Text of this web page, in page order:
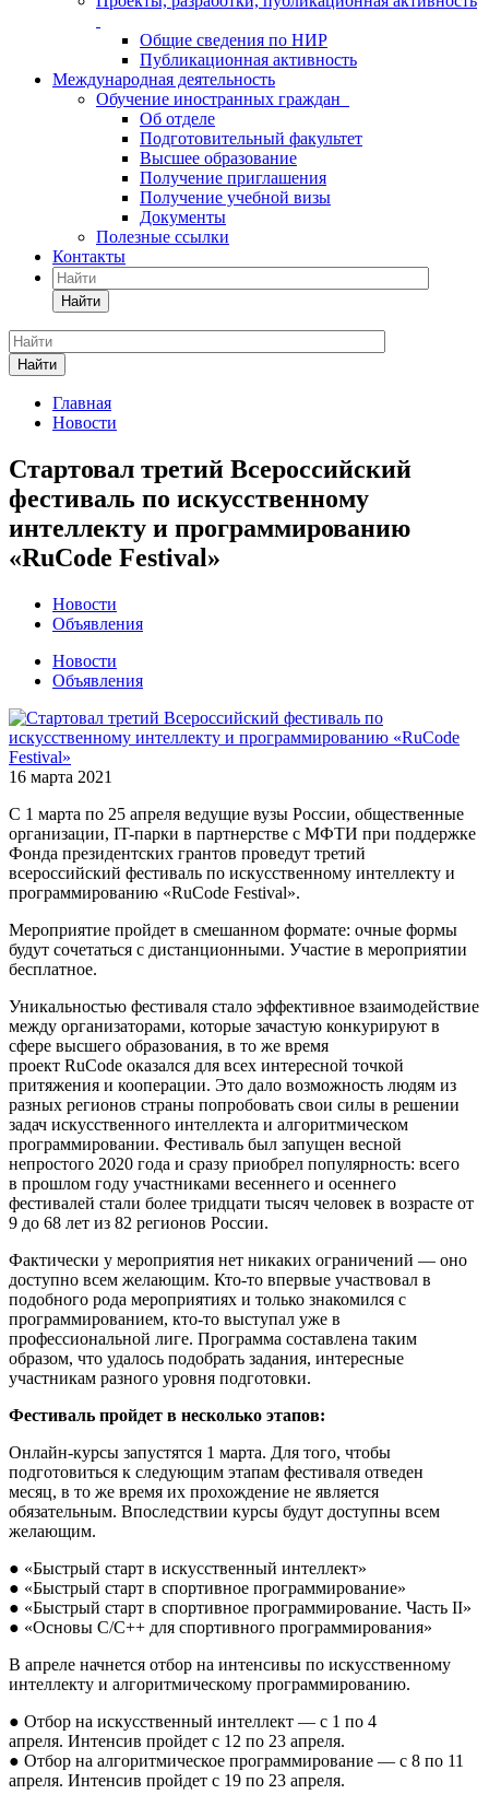
Общие сведения по НИР
Публикационная активность
Международная деятельность
Обучение иностранных граждан
Об отделе
Подготовительный факультет
Высшее образование
Получение приглашения
Получение учебной визы
Документы
Полезные ссылки
Контакты
Найти
Найти
Главная
Новости
Стартовал третий Всероссийский
фестиваль по искусственному
интеллекту и программированию
«RuCode Festival»
Новости
Объявления
Новости
Объявления
16 марта 2021
С 1 марта по 25 апреля ведущие вузы России, общественные
организации, IT-парки в партнерстве с МФТИ при поддержке
Фонда президентских грантов проведут третий
всероссийский фестиваль по искусственному интеллекту и
программированию «RuCode Festival».
Мероприятие пройдет в смешанном формате: очные формы
будут сочетаться с дистанционными. Участие в мероприятии
бесплатное.
Уникальностью фестиваля стало эффективное взаимодействие
между организаторами, которые зачастую конкурируют в
сфере высшего образования, в то же время
проект RuCode оказался для всех интересной точкой
притяжения и кооперации. Это дало возможность людям из
разных регионов страны попробовать свои силы в решении
задач искусственного интеллекта и алгоритмическом
программировании. Фестиваль был запущен весной
непростого 2020 года и сразу приобрел популярность: всего
в прошлом году участниками весеннего и осеннего
фестивалей стали более тридцати тысяч человек в возрасте от
9 до 68 лет из 82 регионов России.
Фактически у мероприятия нет никаких ограничений — оно
доступно всем желающим. Кто-то впервые участвовал в
подобного рода мероприятиях и только знакомился с
программированием, кто-то выступал уже в
профессиональной лиге. Программа составлена таким
образом, что удалось подобрать задания, интересные
участникам разного уровня подготовки.
Фестиваль пройдет в несколько этапов:
Онлайн-курсы запустятся 1 марта. Для того, чтобы
подготовиться к следующим этапам фестиваля отведен
месяц, в то же время их прохождение не является
обязательным. Впоследствии курсы будут доступны всем
желающим.
● «Быстрый старт в искусственный интеллект»
● «Быстрый старт в спортивное программирование»
● «Быстрый старт в спортивное программирование. Часть II»
● «Основы C/C++ для спортивного программирования»
В апреле начнется отбор на интенсивы по искусственному
интеллекту и алгоритмическому программированию.
● Отбор на искусственный интеллект — с 1 по 4
апреля. Интенсив пройдет с 12 по 23 апреля.
● Отбор на алгоритмическое программирование — с 8 по 11
апреля. Интенсив пройдет с 19 по 23 апреля.